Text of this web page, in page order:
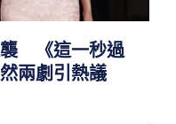
襲 《這一秒過
兩劇引熱議